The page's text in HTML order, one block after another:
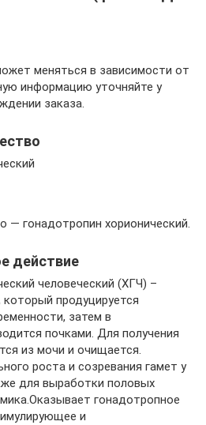
меняться в зависимости от
информацию уточняйте у
заказа.
гонадотропин хорионический.
действие
человеческий (ХГЧ) –
продуцируется
затем в
почками. Для получения
из мочи и очищается.
роста и созревания гамет у
для выработки половых
гонадотропное
и